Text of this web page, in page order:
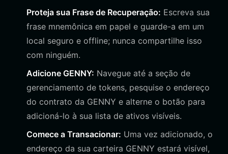
Proteja sua Frase de Recuperação: Escreva sua
frase mnemônica em papel e guarde-a em um
local seguro e offline; nunca compartilhe isso
com ninguém.
Adicione GENNY: Navegue até a seção de
gerenciamento de tokens, pesquise o endereço
do contrato da GENNY e alterne o botão para
adicioná-lo à sua lista de ativos visíveis.
Comece a Transacionar: Uma vez adicionado, o
endereço da sua carteira GENNY estará visível,